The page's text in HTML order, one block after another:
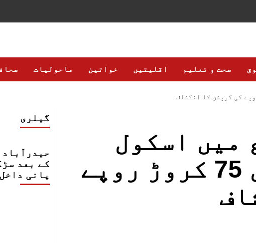
صحت و تعلیم اقلیتیں خواتین ماحولیات
میں اسکول
فرنیچر کی مد میں 75 کروڑ روپے
گیلری
حیدرآباد
کے بعد
پانی